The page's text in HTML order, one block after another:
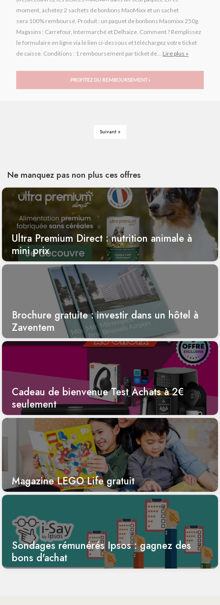
moment, achetez 2 sachets de bonbons MaoMixx et un sachet
sera 100% remboursé. Produit : un paquet de bonbons Maomixx 250g.
Magasins : Carrefour, Intermarché et Delhaize. Comment ? Remplissez
le formulaire en ligne via le lien ci-dessous et téléchargez votre ticket
de caisse. Conditions : 1 remboursement par ticket de... Lire plus »
PROFITEZ DU REMBOURSEMENT »
Suivant »
Ne manquez pas non plus ces offres
Ultra Premium Direct : nutrition animale à
mini prix
Brochure gratuite : investir dans un hôtel à
Zaventem
Cadeau de bienvenue Test Achats à 2€
seulement
Magazine LEGO Life gratuit
Sondages rémunérés Ipsos : gagnez des
bons d'achat